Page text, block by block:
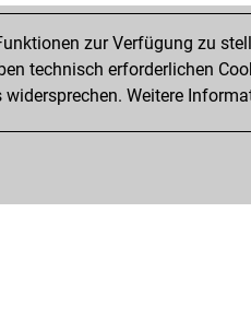
zur Verfügung zu
technisch erforderlichen
Weitere